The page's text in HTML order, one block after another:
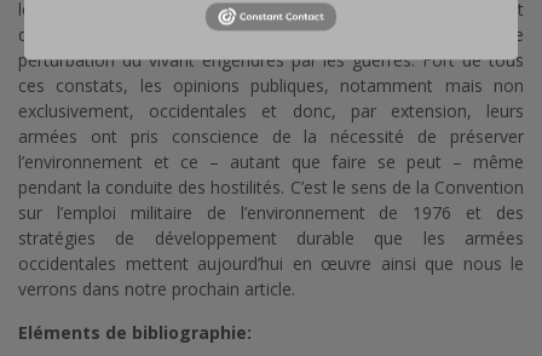
les conséquences des conflits armés en termes de déplacement
de populations ne font que s’ajouter à la liste des effets de
perturbation du vivant engendrés par les guerres. Fort de tous
ces constats, les opinions publiques, notamment mais non
exclusivement, occidentales et donc, par extension, leurs
armées ont pris conscience de la nécessité de préserver
l’environnement et ce – autant que faire se peut – même
pendant la conduite des hostilités. C’est le sens de la Convention
sur l’emploi militaire de l’environnement de 1976 et des
stratégies de développement durable que les armées
occidentales mettent aujourd’hui en œuvre ainsi que nous le
verrons dans notre prochain article.
Eléments de bibliographie: